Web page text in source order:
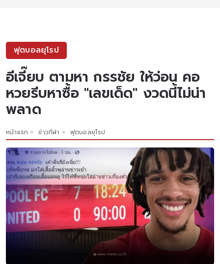
ฟุตบอลยุโรป
อีเจี๊ยบ ตามหา กรรชัย ให้ว่อน คอ
หวยรีบหาซื้อ "เลขเด็ด" งวดนี้ไม่น่า
พลาด
หน้าแรก ข่าวกีฬา ฟุตบอลยุโรป